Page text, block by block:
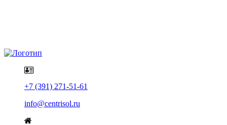
+7 (391) 271-51-61
info@centrisol.ru